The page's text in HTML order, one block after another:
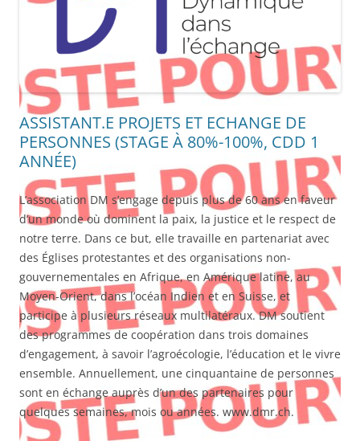
ASSISTANT.E PROJETS ET ECHANGE DE
PERSONNES (STAGE À 80%-100%, CDD 1
ANNÉE)
L’association DM s’engage depuis plus de 60 ans en faveur
d’un monde où dominent la paix, la justice et le respect de
notre terre. Dans ce but, elle travaille en partenariat avec
des Églises protestantes et des organisations non-
gouvernementales en Afrique, en Amérique latine, au
Moyen-Orient, dans l’océan Indien et en Suisse, et
participe à plusieurs réseaux multilatéraux. DM soutient
des programmes de coopération dans trois domaines
d’engagement, à savoir l’agroécologie, l’éducation et le vivre
ensemble. Annuellement, une cinquantaine de personnes
sont en échange auprès d’un des partenaires pour
quelques semaines, mois ou années. www.dmr.ch.